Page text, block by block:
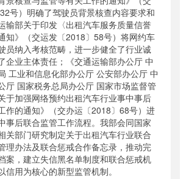
号）明确了驾驶员背景核查内容要求和
输部关于印发〈出租汽车服务质量信誉
知》（交运发〔2018〕58号）将网约车
员纳入考核范畴，进一步健全了行业诚
企业主体责任；《交通运输部办公厅 中
工业和信息化部办公厅 公安部办公厅 中
厅 国家税务总局办公厅 国家市场监督管
于加强网络预约出租汽车行业事中事后
作的通知》（交办运〔2018〕68号）进
事后联合监管工作流程。我部会同国家
关部门研究制定关于出租汽车行业联合
理办法及联合惩戒合作备忘录，推动完
案，建立失信黑名单制度和联合惩戒机
信用为核心的新型监管机制。